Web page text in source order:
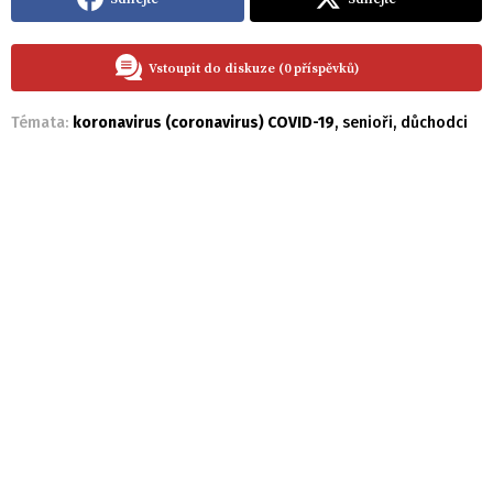
Vstoupit do diskuze (0 příspěvků)
Témata: koronavirus (coronavirus) COVID-19, senioři, důchodci